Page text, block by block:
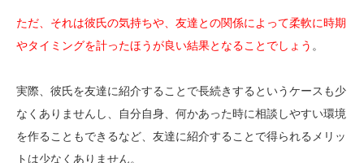
ただ、それは彼氏の気持ちや、友達との関係によって柔軟に時期
やタイミングを計ったほうが良い結果となることでしょう 。
実際、彼氏を友達に紹介することで長続きするというケースも少
なくありませんし、自分自身、何かあった時に相談しやすい環境
を作ることもできるなど、友達に紹介することで得られるメリッ
トは少なくありません。